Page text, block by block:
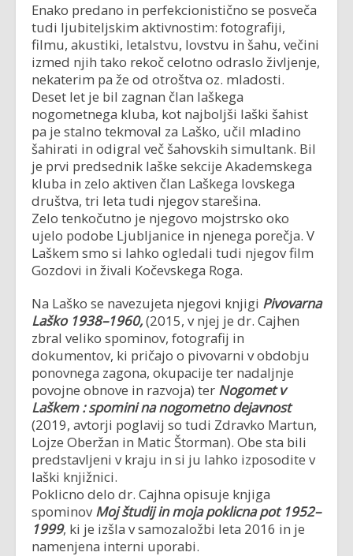
Enako predano in perfekcionistično se posveča
tudi ljubiteljskim aktivnostim: fotografiji,
filmu, akustiki, letalstvu, lovstvu in šahu, večini
izmed njih tako rekoč celotno odraslo življenje,
nekaterim pa že od otroštva oz. mladosti.
Deset let je bil zagnan član laškega
nogometnega kluba, kot najboljši laški šahist
pa je stalno tekmoval za Laško, učil mladino
šahirati in odigral več šahovskih simultank. Bil
je prvi predsednik laške sekcije Akademskega
kluba in zelo aktiven član Laškega lovskega
društva, tri leta tudi njegov starešina.
Zelo tenkočutno je njegovo mojstrsko oko
ujelo podobe Ljubljanice in njenega porečja. V
Laškem smo si lahko ogledali tudi njegov film
Gozdovi in živali Kočevskega Roga.
Na Laško se navezujeta njegovi knjigi Pivovarna
Laško 1938–1960,(2015, v njej je dr. Cajhen
zbral veliko spominov, fotografij in
dokumentov, ki pričajo o pivovarni v obdobju
ponovnega zagona, okupacije ter nadaljnje
povojne obnove in razvoja) ter Nogomet v
Laškem : spomini na nogometno dejavnost
(2019, avtorji poglavij so tudi Zdravko Martun,
Lojze Oberžan in Matic Štorman). Obe sta bili
predstavljeni v kraju in si ju lahko izposodite v
laški knjižnici.
Poklicno delo dr. Cajhna opisuje knjiga
spominovMoj študij in moja poklicna pot 1952–
1999, ki je izšla v samozaložbi leta 2016 in je
namenjena interni uporabi.